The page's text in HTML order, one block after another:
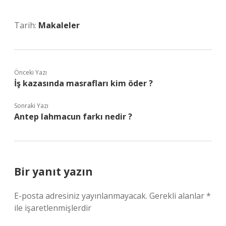
Tarih: Makaleler
Önceki Yazı
İş kazasında masrafları kim öder ?
Sonraki Yazı
Antep lahmacun farkı nedir ?
Bir yanıt yazın
E-posta adresiniz yayınlanmayacak. Gerekli alanlar*
ile işaretlenmişlerdir